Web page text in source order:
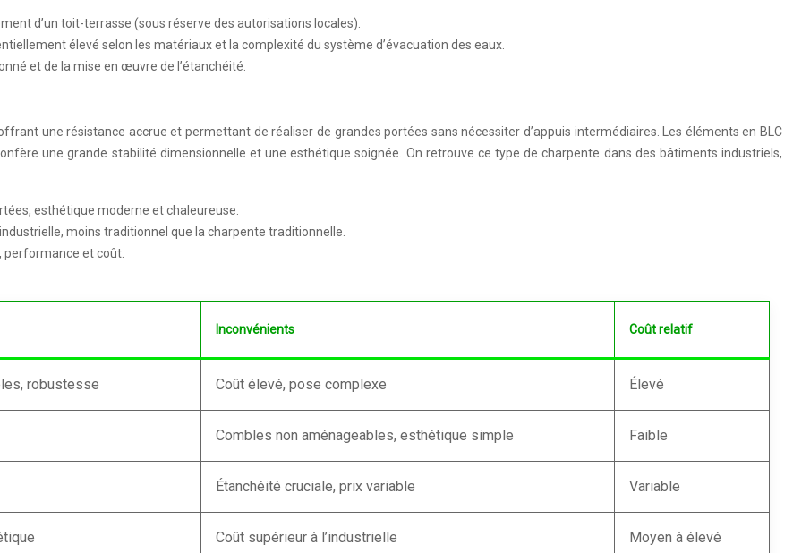
d’un toit-terrasse (sous réserve des autorisations locales).
élevé selon les matériaux et la complexité du système d’évacuation des eaux.
et de la mise en œuvre de l’étanchéité.
une résistance accrue et permettant de réaliser de grandes portées sans nécessiter d’appuis intermédiaires. Les éléments en BLC
une grande stabilité dimensionnelle et une esthétique soignée. On retrouve ce type de charpente dans des bâtiments industriels,
esthétique moderne et chaleureuse.
moins traditionnel que la charpente traditionnelle.
performance et coût.
Inconvénients Coût relatif
robustesse Coût élevé, pose complexe Élevé
Combles non aménageables, esthétique simple Faible
Étanchéité cruciale, prix variable Variable
Coût supérieur à l’industrielle Moyen à élevé